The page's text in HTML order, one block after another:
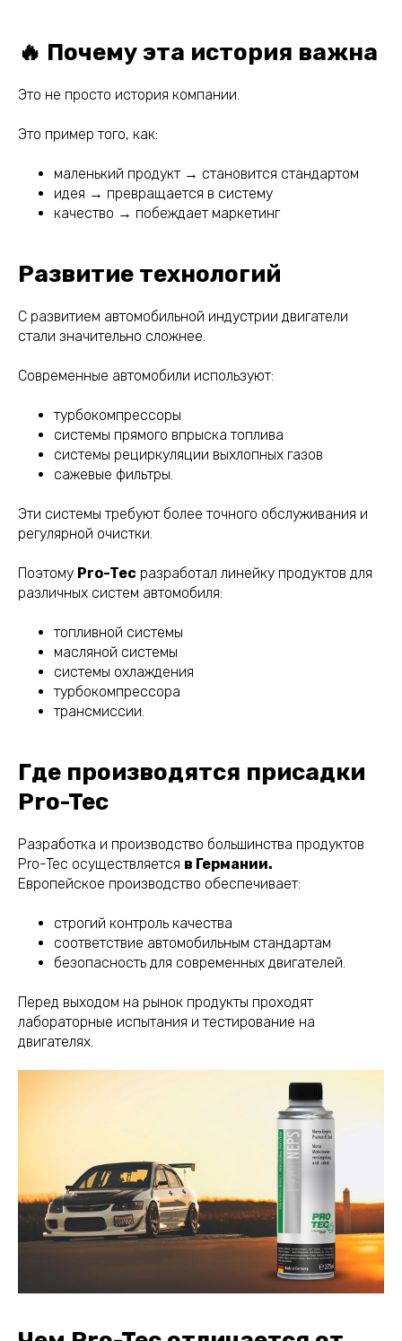
🔥 Почему эта история важна
Это не просто история компании.
Это пример того, как:
маленький продукт → становится стандартом
идея → превращается в систему
качество → побеждает маркетинг
Развитие технологий
С развитием автомобильной индустрии двигатели
стали значительно сложнее.
Современные автомобили используют:
турбокомпрессоры
системы прямого впрыска топлива
системы рециркуляции выхлопных газов
сажевые фильтры.
Эти системы требуют более точного обслуживания и
регулярной очистки.
Поэтому Pro-Tec разработал линейку продуктов для
различных систем автомобиля:
топливной системы
масляной системы
системы охлаждения
турбокомпрессора
трансмиссии.
Где производятся присадки
Pro-Tec
Разработка и производство большинства продуктов
Pro-Tec осуществляется в Германии.
Европейское производство обеспечивает:
строгий контроль качества
соответствие автомобильным стандартам
безопасность для современных двигателей.
Перед выходом на рынок продукты проходят
лабораторные испытания и тестирование на
двигателях.